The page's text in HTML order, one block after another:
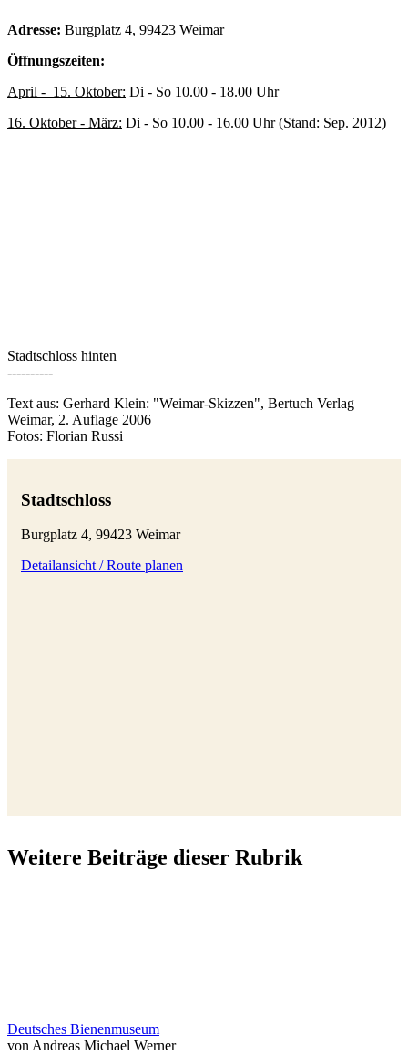
Adresse: Burgplatz 4, 99423 Weimar
Öffnungszeiten:
April - 15. Oktober: Di - So 10.00 - 18.00 Uhr
16. Oktober - März: Di - So 10.00 - 16.00 Uhr (Stand: Sep. 2012)
Stadtschloss hinten
----------
Text aus: Gerhard Klein: "Weimar-Skizzen", Bertuch Verlag
Weimar, 2. Auflage 2006
Fotos: Florian Russi
Stadtschloss
Burgplatz 4, 99423 Weimar
Detailansicht / Route planen
Weitere Beiträge dieser Rubrik
Deutsches Bienenmuseum
von Andreas Michael Werner